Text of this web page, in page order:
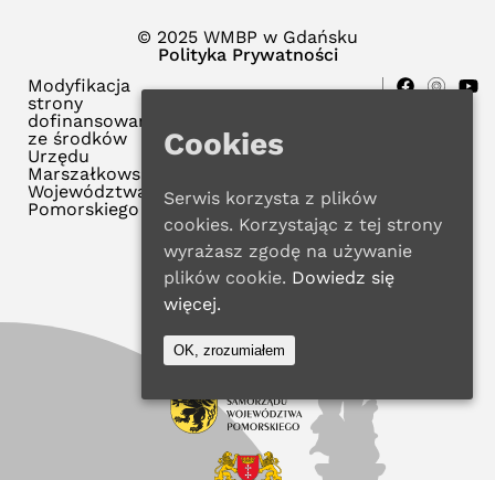
© 2025 WMBP w Gdańsku
Polityka Prywatności
Modyfikacja
strony
dofinansowana
ze środków
Urzędu
Marszałkowskiego
Województwa
Pomorskiego
Cookies
Serwis korzysta z plików
cookies. Korzystając z tej strony
wyrażasz zgodę na używanie
plików cookie. Dowiedz się
więcej.
OK, zrozumiałem